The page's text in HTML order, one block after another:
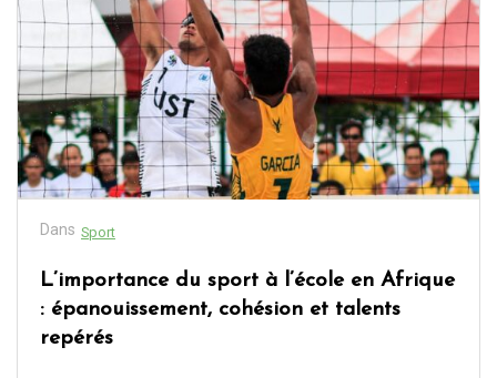
Dans Sport
L’importance du sport à l’école en Afrique
: épanouissement, cohésion et talents
repérés